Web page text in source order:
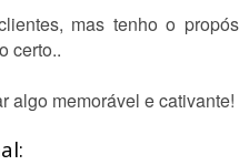
mas tenho o
certo..
algo memorável e cativante!